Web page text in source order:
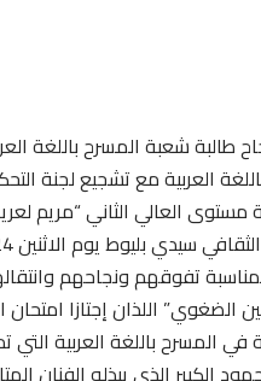
طالبة شعبة المسرح باللغة
العربية مع تشجيع لجنة
العالي الثاني “مريم
بليوط يوم الاثنين 24 يونيو 2019.
تفوقهم ونجاحهم
اللذان إجتازا
المسرح باللغة العربية التي
الكبير الذي يبذله الفنان